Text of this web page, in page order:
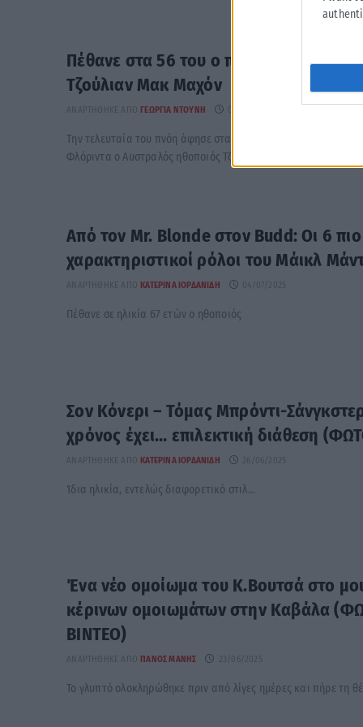
Πέθανε στα 56 του ο πρωταγωνιστής
Τζούλιαν Μακ Μαχόν
ΑΝΑΡΤΉΘΗΚΕ ΑΠΌ ΓΕΩΡΓΊΑ ΝΤΟΎΝΗ
Την τελευταία του πνόη άφησε στα 56 του, στο σπίτι του στο
Φλόριντα ο Αυστραλός ηθοποιός Τζούλιαν Μακ ...
Από τον Mr. Blonde στον Budd: Οι 6 πιο
χαρακτηριστικοί ρόλοι του Μάικλ
ΑΝΑΡΤΉΘΗΚΕ ΑΠΌ ΚΑΤΕΡΊΝΑ ΙΟΡΔΑΝΊΔΗ
Πέθανε σε ηλικία 67 ετών ο ηθοποιός
Σον Κόνερι – Τόμας Μπρόντι-
χρόνος έχει… επιλεκτική διάθεση
ΑΝΑΡΤΉΘΗΚΕ ΑΠΌ ΚΑΤΕΡΊΝΑ ΙΟΡΔΑΝΊΔΗ 26/06/2025
Ίδια ηλικία, εντελώς διαφορετικό στιλ...
Ένα νέο ομοίωμα του Κ.Βουτσά στο
κέρινων ομοιωμάτων στην Καβάλα
ΒΙΝΤΕΟ)
ΠΆΝΟΣ ΜΑΝΉΣ 23/06/2025
Το γλυπτό ολοκληρώθηκε πριν από λίγες ημέρες και πήρε τη